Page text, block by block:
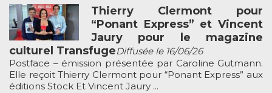
Thierry Clermont pour
“Ponant Express” et Vincent
Jaury pour le magazine
culturel TransfugeDiffusée le 16/06/26
Postface – émission présentée par Caroline Gutmann.
Elle reçoit Thierry Clermont pour “Ponant Express” aux
éditions Stock Et Vincent Jaury ...